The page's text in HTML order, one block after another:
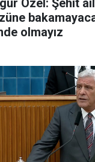
Özel: Şehit
olmayız